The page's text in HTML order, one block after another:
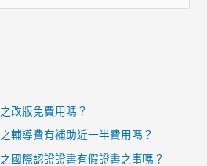
改版免費用嗎？
輔導費有補助近一半費用嗎？
國際認證證書有假證書之事嗎？